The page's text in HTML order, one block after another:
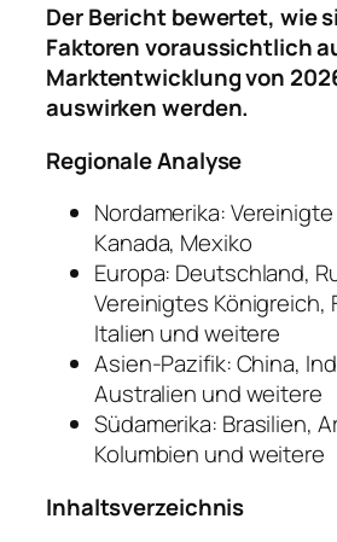
Der Bericht bewertet, wie
Faktoren voraussichtlich
Marktentwicklung von
auswirken werden.
Regionale Analyse
Nordamerika:
Kanada, Mexiko
Europa: Deutschland,
Vereinigtes Königreich,
Italien und weitere
Asien-Pazifik: China,
Australien und weitere
Südamerika: Brasilien,
Kolumbien und weitere
Inhaltsverzeichnis